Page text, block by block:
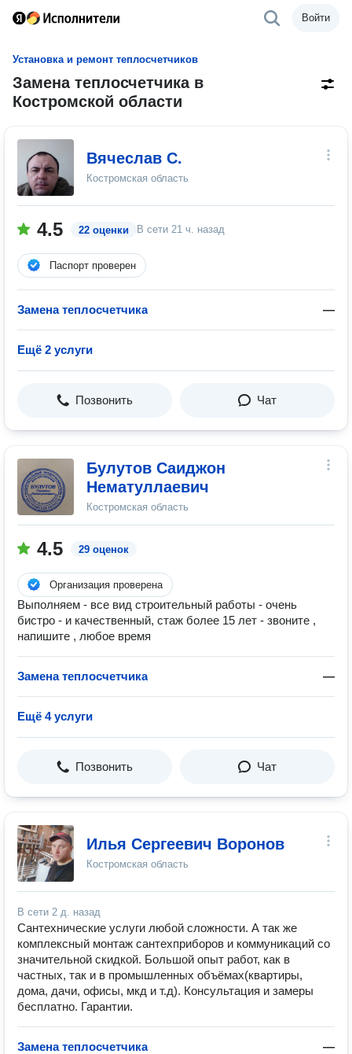
Войти
Установка и ремонт теплосчетчиков
Замена теплосчетчика в
Костромской области
Вячеслав С.
Костромская область
4.5 22 оценки В сети 21 ч. назад
Паспорт проверен
Замена теплосчетчика —
Ещё 2 услуги
Позвонить Чат
Булутов Саиджон
Нематуллаевич
Костромская область
4.5 29 оценок
Организация проверена
Выполняем - все вид строительный работы - очень
бистро - и качественный, стаж более 15 лет - звоните ,
напишите , любое время
Замена теплосчетчика —
Ещё 4 услуги
Позвонить Чат
Илья Сергеевич Воронов
Костромская область
В сети 2 д. назад
Caнтехничeские услуги любой сложноcти. А тaк жe
комплексный монтаж сантехприборов и коммуникаций со
значительной скидкой. Большой опыт работ, как в
частных, так и в промышленных объёмах(квартиры,
дома, дачи, офисы, мкд и т.д). Консультация и замеры
бесплатно. Гарантии.
Замена теплосчетчика —